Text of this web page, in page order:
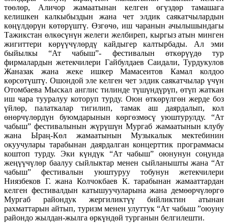
төөлөр, Аличор жамаатынан келген өгүздөр тамашага
келишкен калкыбыздын жана чет элдик саякатчылардын
көңүлдөрүн көтөрүштү. Өзгөчө, иш чаранын ачылышындагы
Тажикстан өлкөсүнүн желеги желбиреп, кыргыз атын минген
жигиттери көрүүчүлөрдү кайдыгер калтырбады. Ал эми
быйылкы “Ат чабыш”- фестивалын өткөрүүдө тур
фирмалардын жетекчилери Гайбулдаев Саидали, Турдукулов
Жаназак жана жеке ишкер Мамасеитов Камал колдоо
көрсөтүштү. Ошондой эле келген чет элдик саякатчылар үчүн
Отомбаева Мыскал англис тилинде түшүндүрүп, өтүп жаткан
иш чара тууралуу которуп турду. Оюн өткөрүлгөн жерде боз
үйлөр, палаткалар тигилип, тамак аш даярдалып, кол
өнөрчүлөрдүн буюмдарынын көргөзмөсү уюштурулду. “Ат
чабыш” фестивалынын жүрүшүн Мургаб жамаатынын клубу
жана Ыраң-Көл жамаатынын Музыкалык мектебинин
окуучулары тарабынан даярдалган концерттик программасы
коштоп турду. Эки күндүк “Ат чабыш” оюнунун соңунда
жеңүүчүлөр баалуу сыйлыктар менен сыйланышты жана “Ат
чабыш” фестивалын уюштуруу тобунун жетекчилери
Ниязбеков Г. жана Колчокбаев К. тарабынан жамааттардан
келген фестивалдын катышуучуларына жана демөөрчүлөргө
Мургаб райондук жергиликтүү бийликтин атынан
рахматтарын айтып, туризм менен улуттук “Ат чабыш ”оюуну
райондо жылдан-жылга өркүндөй турганын белгилешти.